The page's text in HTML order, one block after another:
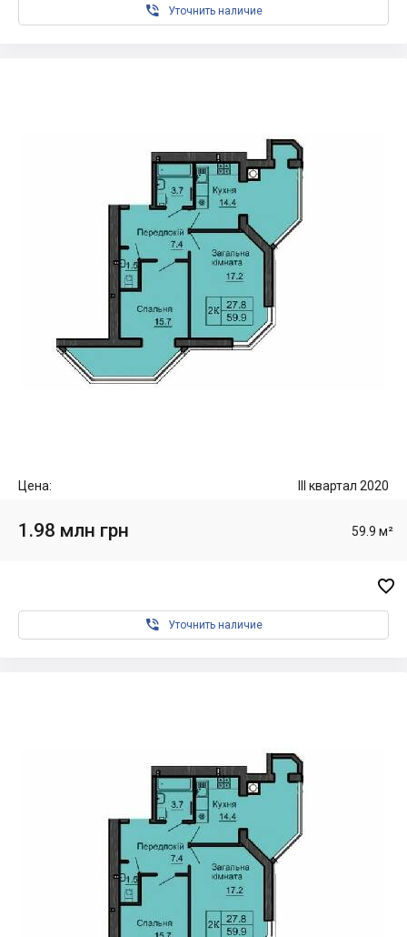
 Уточнить наличие
Цена: III квартал 2020
1.98 млн грн 59.9 м²

 Уточнить наличие